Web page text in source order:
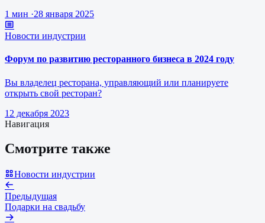
1 мин ·28 января 2025
Новости индустрии
Форум по развитию ресторанного бизнеса в 2024 году
Вы владелец ресторана, управляющий или планируете
открыть свой ресторан?
12 декабря 2023
Навигация
Смотрите также
Новости индустрии
Предыдущая
Подарки на свадьбу